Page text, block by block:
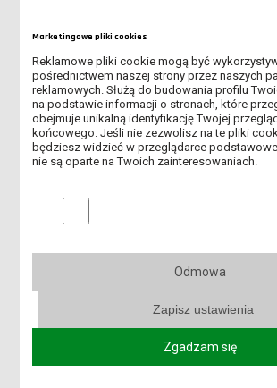
22 marca 2023
Wizyta w
Młodzieżowym Centrum
Profilaktyki
Alternatywa w Lesznie
15 marca
Studenci
wizytą w
Marketingowe pliki cookies
Reklamowe pliki cookie mogą być
pośrednictwem naszej strony przez naszych
reklamowych. Służą do budowania profilu
na podstawie informacji o stronach, które
obejmuje unikalną identyfikację Twojej
końcowego. Jeśli nie zezwolisz na te pliki
będziesz widzieć w przeglądarce
nie są oparte na Twoich zainteresowaniach.
Marketingowe pliki cookies
Odmowa
Zapisz ustawienia
Zgadzam się